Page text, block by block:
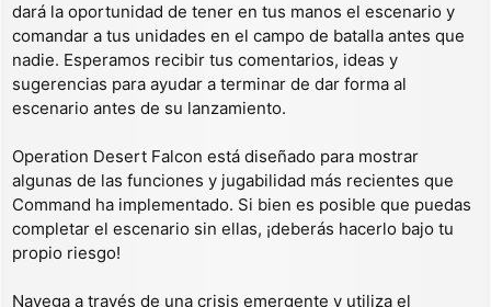
dará la oportunidad de tener en tus manos el escenario y
comandar a tus unidades en el campo de batalla antes que
nadie. Esperamos recibir tus comentarios, ideas y
sugerencias para ayudar a terminar de dar forma al
escenario antes de su lanzamiento.
Operation Desert Falcon está diseñado para mostrar
algunas de las funciones y jugabilidad más recientes que
Command ha implementado. Si bien es posible que puedas
completar el escenario sin ellas, ¡deberás hacerlo bajo tu
propio riesgo!
Navega a través de una crisis emergente y utiliza el